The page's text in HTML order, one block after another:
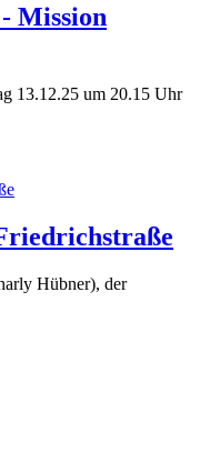
Mission
13.12.25 um 20.15 Uhr
Hübner), der